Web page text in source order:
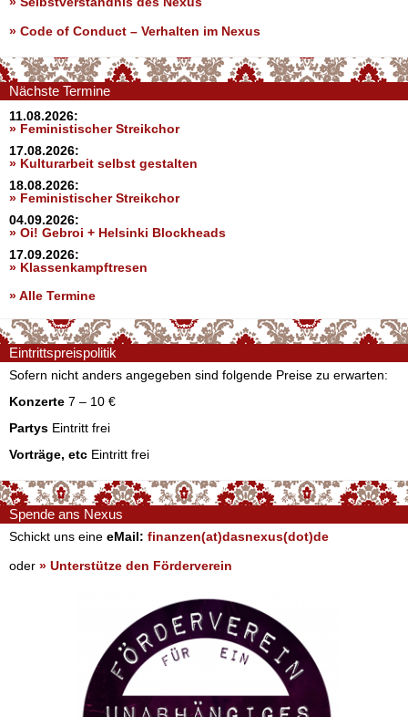
» Code of Conduct – Verhalten im Nexus
Nächste Termine
11.08.2026:
» Feministischer Streikchor
17.08.2026:
» Kulturarbeit selbst gestalten
18.08.2026:
» Feministischer Streikchor
04.09.2026:
» Oi! Gebroi + Helsinki Blockheads
17.09.2026:
» Klassenkampftresen
» Alle Termine
Eintrittspreispolitik
Sofern nicht anders angegeben sind folgende Preise zu erwarten:
Konzerte 7 – 10 €
Partys Eintritt frei
Vorträge, etc Eintritt frei
Spende ans Nexus
Schickt uns eine eMail: finanzen(at)dasnexus(dot)de
oder » Unterstütze den Förderverein